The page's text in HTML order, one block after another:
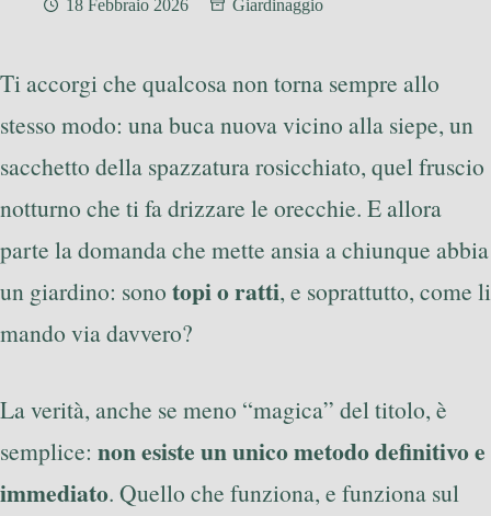
18 Febbraio 2026 Giardinaggio
Ti accorgi che qualcosa non torna sempre allo
stesso modo: una buca nuova vicino alla siepe, un
sacchetto della spazzatura rosicchiato, quel fruscio
notturno che ti fa drizzare le orecchie. E allora
parte la domanda che mette ansia a chiunque abbia
un giardino: sono topi o ratti, e soprattutto, come li
mando via davvero?
La verità, anche se meno “magica” del titolo, è
semplice: non esiste un unico metodo definitivo e
immediato. Quello che funziona, e funziona sul